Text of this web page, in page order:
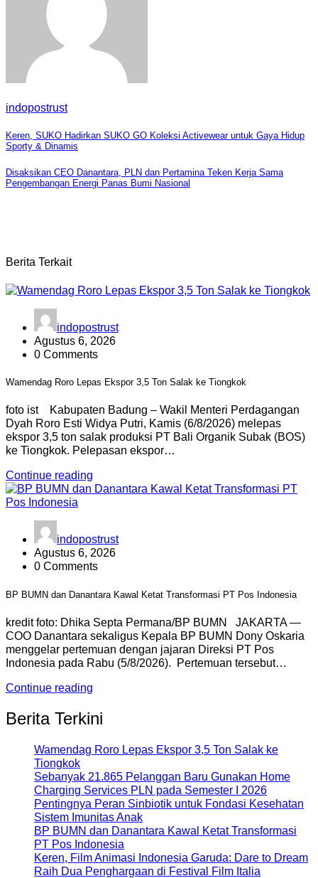
indopostrust
Navigasi
Keren, SUKO Hadirkan SUKO GO Koleksi Activewear untuk Gaya Hidup
Sporty & Dinamis
Disaksikan CEO Danantara, PLN dan Pertamina Teken Kerja Sama
Pengembangan Energi Panas Bumi Nasional
Berita Terkait
indopostrust
Agustus 6, 2026
0 Comments
Wamendag Roro Lepas Ekspor 3,5 Ton Salak ke Tiongkok
foto ist Kabupaten Badung – Wakil Menteri Perdagangan
Dyah Roro Esti Widya Putri, Kamis (6/8/2026) melepas
ekspor 3,5 ton salak produksi PT Bali Organik Subak (BOS)
ke Tiongkok. Pelepasan ekspor…
Continue reading
indopostrust
Agustus 6, 2026
0 Comments
BP BUMN dan Danantara Kawal Ketat Transformasi PT Pos Indonesia
kredit foto: Dhika Septa Permana/BP BUMN JAKARTA —
COO Danantara sekaligus Kepala BP BUMN Dony Oskaria
menggelar pertemuan dengan jajaran Direksi PT Pos
Indonesia pada Rabu (5/8/2026). Pertemuan tersebut…
Continue reading
Berita Terkini
Wamendag Roro Lepas Ekspor 3,5 Ton Salak ke
Tiongkok
Sebanyak 21.865 Pelanggan Baru Gunakan Home
Charging Services PLN pada Semester I 2026
Pentingnya Peran Sinbiotik untuk Fondasi Kesehatan
Sistem Imunitas Anak
BP BUMN dan Danantara Kawal Ketat Transformasi
PT Pos Indonesia
Keren, Film Animasi Indonesia Garuda: Dare to Dream
Raih Dua Penghargaan di Festival Film Italia